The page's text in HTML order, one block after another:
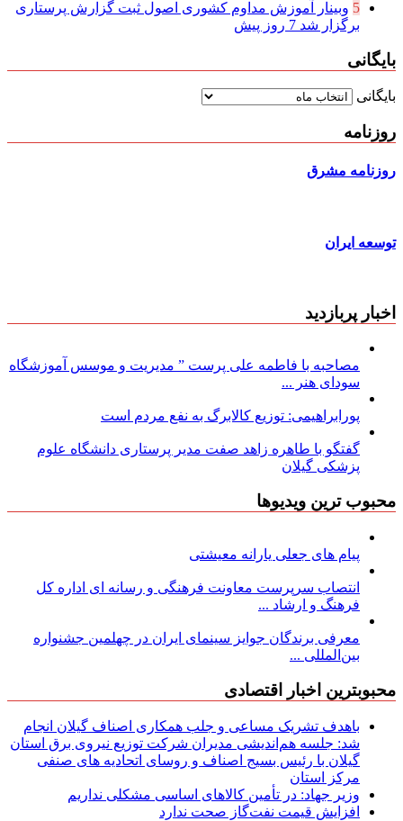
5 وبینار آموزش مداوم کشوری اصول ثبت گزارش پرستاری
برگزار شد 7 روز پیش
بایگانی
بایگانی
روزنامه
روزنامه مشرق
توسعه ایران
اخبار پربازدید
مصاحبه با فاطمه علی پرست ” مدیریت و موسس آموزشگاه
سودای هنر ...
پورابراهیمی: توزیع کالابرگ به نفع مردم است
گفتگو با طاهره زاهد صفت مدیر پرستاری دانشگاه علوم
پزشکی گیلان
محبوب ترین ویدیوها
پیام های جعلی یارانه معیشتی
انتصاب سرپرست معاونت فرهنگی و رسانه ای اداره کل
فرهنگ و ارشاد ...
معرفی برندگان جوایز سینمای ایران در چهلمین جشنواره
بین‌المللی ...
محبوبترین اخبار اقتصادی
باهدف تشریک مساعی و جلب همکاری اصناف گیلان انجام
شد: جلسه هم‌اندیشی مدیران شركت توزیع نیروی برق استان
گیلان با رئیس بسیج اصناف و روسای اتحادیه های صنفی
مركز استان
وزیر جهاد: در تأمین کالاهای اساسی مشکلی نداریم
افزایش قیمت نفت‌گاز صحت ندارد